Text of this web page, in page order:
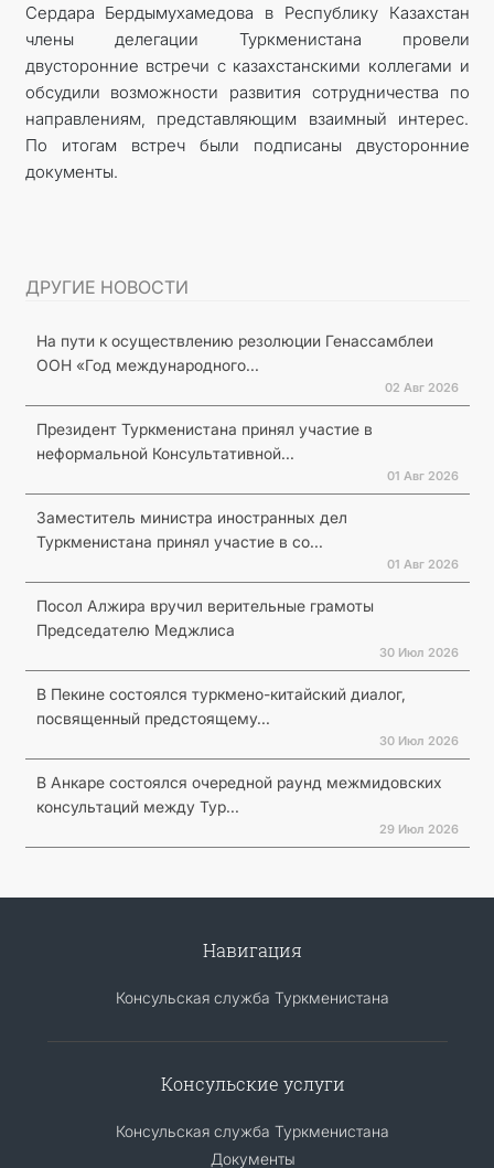
Сердара Бердымухамедова в Республику Казахстан
члены делегации Туркменистана провели
двусторонние встречи с казахстанскими коллегами и
обсудили возможности развития сотрудничества по
направлениям, представляющим взаимный интерес.
По итогам встреч были подписаны двусторонние
документы.
ДРУГИЕ НОВОСТИ
На пути к осуществлению резолюции Генассамблеи
ООН «Год международного...
02 Авг 2026
Президент Туркменистана принял участие в
неформальной Консультативной...
01 Авг 2026
Заместитель министра иностранных дел
Туркменистана принял участие в со...
01 Авг 2026
Посол Алжира вручил верительные грамоты
Председателю Меджлиса
30 Июл 2026
В Пекине состоялся туркмено-китайский диалог,
посвященный предстоящему...
30 Июл 2026
В Анкаре состоялся очередной раунд межмидовских
консультаций между Тур...
29 Июл 2026
Навигация
Консульская служба Туркменистана
Консульские услуги
Консульская служба Туркменистана
Документы